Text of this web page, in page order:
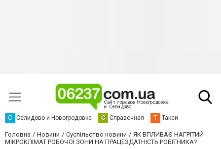
С Селидово и Новогродовке С Справочная Т Такси
Головна Новини Суспільство новини
ЯК ВПЛИВАЄ НАГРІТИЙ
МІКРОКЛІМАТ РОБОЧОЇ ЗОНИ НА ПРАЦЕЗДАТНІСТЬ РОБІТНИКА?